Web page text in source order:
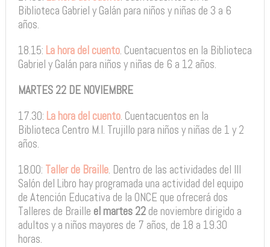
Biblioteca Gabriel y Galán para niños y niñas de 3 a 6
años.
18.15: La hora del cuento. Cuentacuentos en la Biblioteca
Gabriel y Galán para niños y niñas de 6 a 12 años.
MARTES 22 DE NOVIEMBRE
17.30: La hora del cuento. Cuentacuentos en la
Biblioteca Centro M.I. Trujillo para niños y niñas de 1 y 2
años.
18.00: Taller de Braille. Dentro de las actividades del III
Salón del Libro hay programada una actividad del equipo
de Atención Educativa de la ONCE que ofrecerá dos
Talleres de Braille el martes 22de noviembre dirigido a
adultos y a niños mayores de 7 años, de 18 a 19.30
horas.